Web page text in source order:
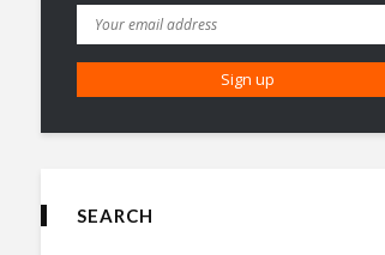
SEARCH